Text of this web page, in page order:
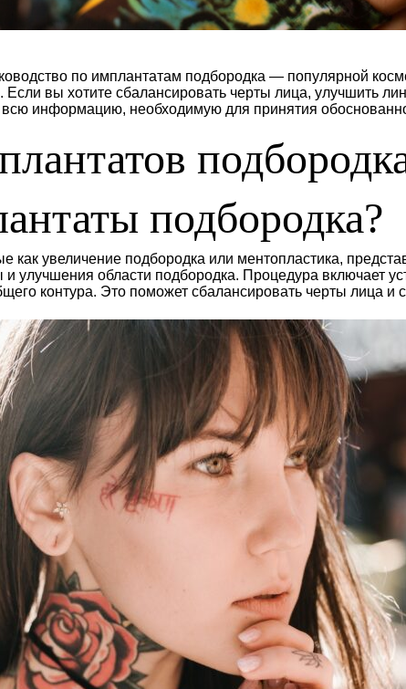
по имплантатам подбородка — популярной
вы хотите сбалансировать черты лица, улучшить
всю информацию, необходимую для принятия
подбородка?
как увеличение подбородка или ментопластика,
области подбородка. Процедура включает
контура. Это поможет сбалансировать черты лица и